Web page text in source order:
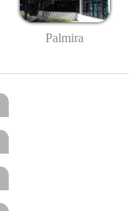
Palmira